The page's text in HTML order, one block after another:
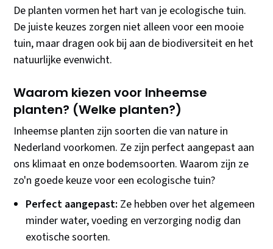
De planten vormen het hart van je ecologische tuin.
De juiste keuzes zorgen niet alleen voor een mooie
tuin, maar dragen ook bij aan de biodiversiteit en het
natuurlijke evenwicht.
Waarom kiezen voor Inheemse
planten? (Welke planten?)
Inheemse planten zijn soorten die van nature in
Nederland voorkomen. Ze zijn perfect aangepast aan
ons klimaat en onze bodemsoorten. Waarom zijn ze
zo'n goede keuze voor een ecologische tuin?
Perfect aangepast: Ze hebben over het algemeen
minder water, voeding en verzorging nodig dan
exotische soorten.